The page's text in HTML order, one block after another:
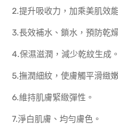
2.提升吸收力，加乘美肌效
3.長效補水、鎖水，預防乾
4.保濕滋潤，減少乾紋生成。
5.撫潤細紋，使膚觸平滑緻
6.維持肌膚緊緻彈性。
7.淨白肌膚、均勻膚色。